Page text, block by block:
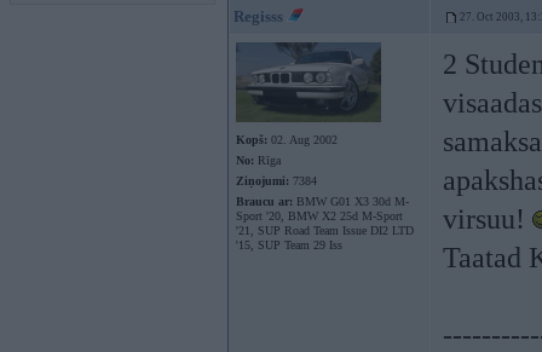
Regisss 27. Oct 2003,
Kopš: 02. Aug 2002
No: Rīga
Ziņojumi: 7384
Braucu ar: BMW G01 X3 30d M-
Sport '20, BMW X2 25d M-Sport
'21, SUP Road Team Issue DI2 LTD
'15, SUP Team 29 Iss
2
virsuu!
Taatad